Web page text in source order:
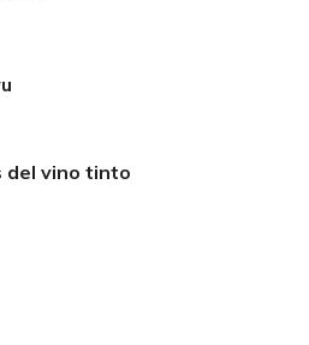
del vino tinto